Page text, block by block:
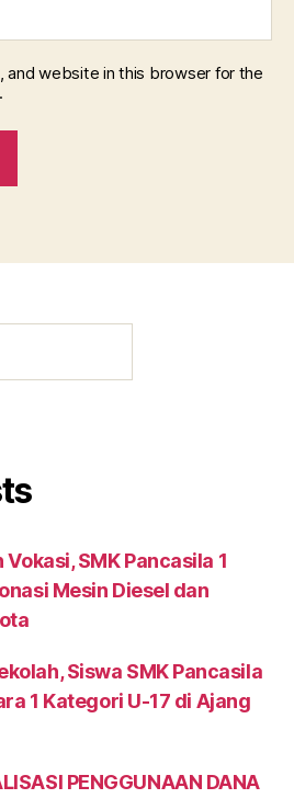
and website in this browser for the
SMK Pancasila 1
Mesin Diesel dan
Siswa SMK Pancasila
1 Kategori U-17 di Ajang
PENGGUNAAN DANA